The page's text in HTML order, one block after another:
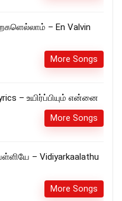
– En Valvin
More Songs
– உயிர்ப்பியும் என்னை
More Songs
– Vidiyarkaalathu
More Songs